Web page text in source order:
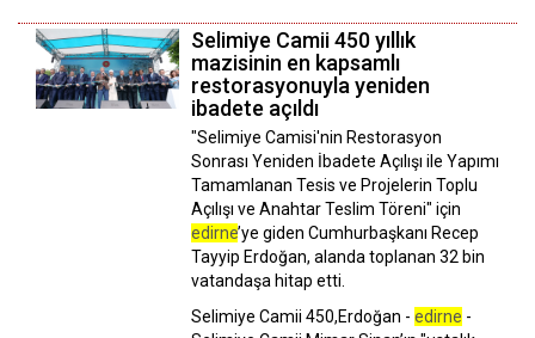
Selimiye Camii 450 yıllık
mazisinin en kapsamlı
restorasyonuyla yeniden
ibadete açıldı
"Selimiye Camisi'nin Restorasyon
Sonrası Yeniden İbadete Açılışı ile Yapımı
Tamamlanan Tesis ve Projelerin Toplu
Açılışı ve Anahtar Teslim Töreni" için
edirne’ye giden Cumhurbaşkanı Recep
Tayyip Erdoğan, alanda toplanan 32 bin
vatandaşa hitap etti.
Selimiye Camii 450,Erdoğan - edirne -